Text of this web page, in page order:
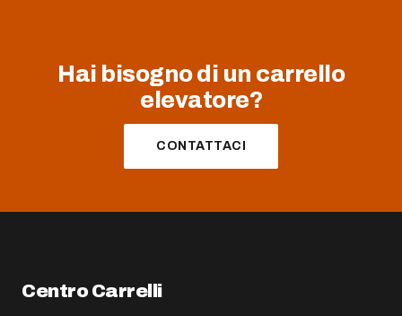
Hai bisogno di un carrello
elevatore?
CONTATTACI
Centro Carrelli